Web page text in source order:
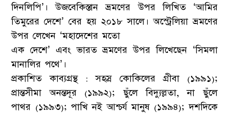
দিনলিপি’। উজবেকিস্তান ভ্রমণের উপর লিখিত ‘আমির
তিমুরের দেশে’ বের হয় ২০১৮ সালে। অস্ট্রেলিয়া ভ্রমণের
উপর লেখেন ‘মহাদেশের মতো
এক দেশে’ এবং ভারত ভ্রমণের উপর লিখেছেন ‘সিমলা
মানালির পথে’।
প্রকাশিত কাব্যগ্রন্থ : সহস্র কোকিলের গ্রীবা (১৯৯১);
প্রান্তসীমা অনন্তদূর (১৯৯২); ছুঁলে বিদ্যুল্লতা, না ছুঁলে
পাথর (১৯৯৩); পাখি নই আশ্চর্য মানুষ (১৯৯৪); দশদিকে